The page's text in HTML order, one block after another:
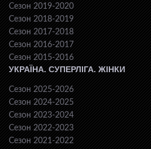
Сезон 2019-2020
Сезон 2018-2019
Сезон 2017-2018
Сезон 2016-2017
Сезон 2015-2016
УКРАЇНА. СУПЕРЛІГА. ЖІНКИ
Сезон 2025-2026
Сезон 2024-2025
Сезон 2023-2024
Сезон 2022-2023
Сезон 2021-2022